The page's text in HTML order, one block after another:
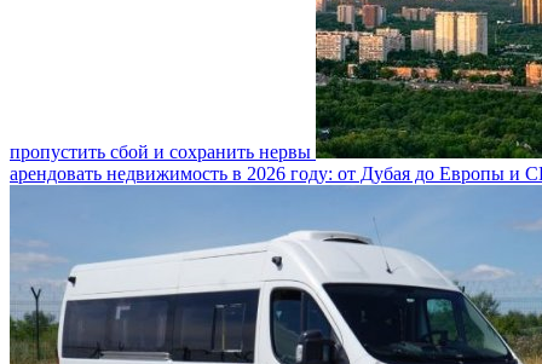
пропустить сбой и сохранить нервы
арендовать недвижимость в 2026 году: от Дубая до Европы и